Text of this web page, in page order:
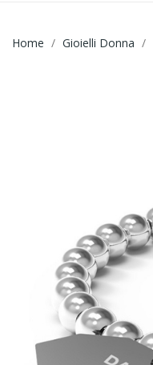
Home Gioielli Donna